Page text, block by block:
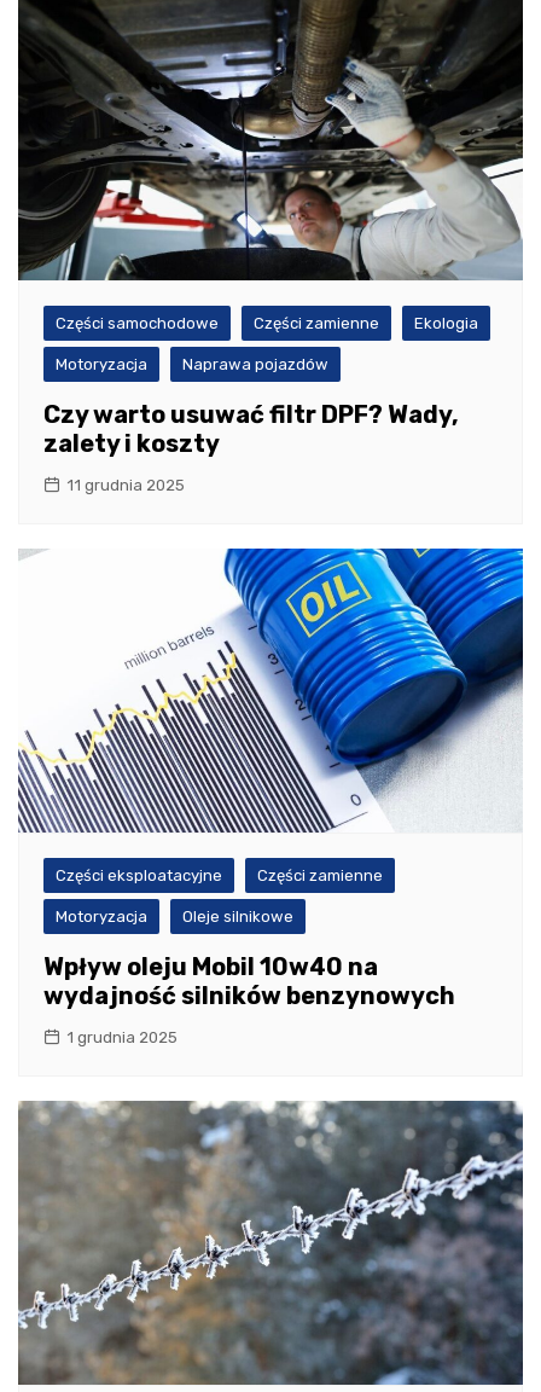
Części samochodowe Części zamienne Ekologia
Motoryzacja Naprawa pojazdów
Czy warto usuwać filtr DPF? Wady,
zalety i koszty
11 grudnia 2025
Części eksploatacyjne Części zamienne
Motoryzacja Oleje silnikowe
Wpływ oleju Mobil 10w40 na
wydajność silników benzynowych
1 grudnia 2025